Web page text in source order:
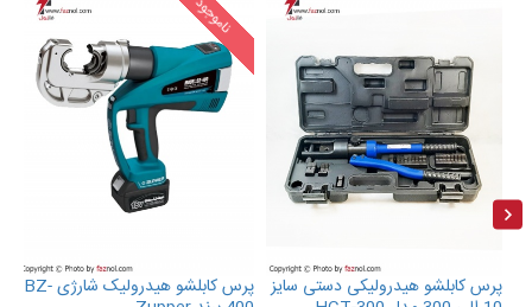
پرس کابلشو هیدرولیکی دستی سایز
ناموجود
پرس کابلشو هیدرولیک شارژی BZ-